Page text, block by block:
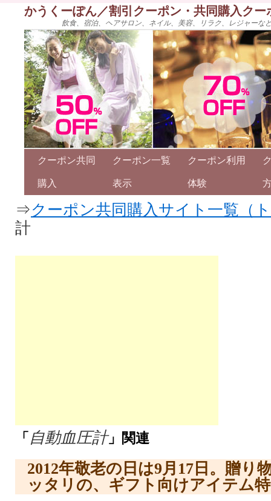
かうくーぽん／割引クーポン・共同購入ク
飲食、宿泊、ヘアサロン、ネイル、美容、リラク、レジャー
クーポン共同
購入
クーポン一覧
表示
クーポン利用
体験
⇒クーポン共同購入サイト一覧（
計
「 自動血圧計」関連
2012年敬老の日は9月17日。贈り
ッタリの、ギフト向けアイテム